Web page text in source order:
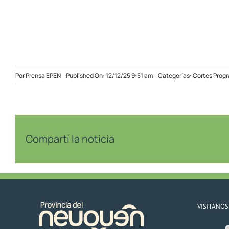
PorPrensa EPEN Published On: 12/12/25 9:51 am Categorías:Cortes
Compartí la noticia